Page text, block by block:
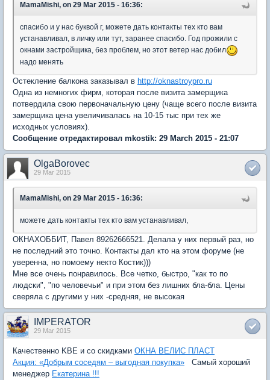
MamaMishi, on 29 Mar 2015 - 16:36:
спасибо и у нас буквой г, можете дать контакты тех кто вам
устанавливал, в личку или тут, заранее спасибо. Год прожили с
окнами застройщика, без проблем, но этот ветер нас добил
надо менять
Остекление балкона заказывал в http://oknastroypro.ru
Одна из немногих фирм, которая после визита замерщика
потвердила свою первоначальную цену (чаще всего после визита
замерщика цена увеличивалась на 10-15 тыс при тех же
исходных условиях).
Сообщение отредактировал mkostik: 29 March 2015 - 21:07
OlgaBorovec
29 Mar 2015
MamaMishi, on 29 Mar 2015 - 16:36:
можете дать контакты тех кто вам устанавливал,
ОКНАХОББИТ, Павел 89262666521. Делала у них первый раз, но
не последний это точно. Контакты дал кто на этом форуме (не
уверенна, но помоему некто Костик)))
Мне все очень понравилось. Все четко, быстро, "как то по
людски", "по человечьи" и при этом без лишних бла-бла. Цены
сверяла с другими у них -средняя, не высокая
IMPERATOR
29 Mar 2015
Качественно KBE и со скидками ОКНА ВЕЛИС ПЛАСТ
Акция: «Добрым соседям – выгодная покупка» Самый хороший
менеджер Екатерина !!!